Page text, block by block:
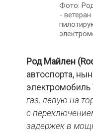
-
Род Майлен
автоспорта,
электромобиль
газ, левую на
с
задержек в